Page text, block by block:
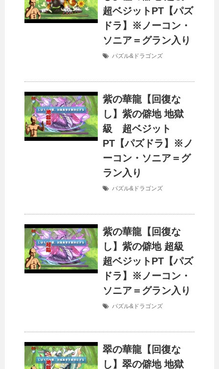
超ベジットPT【パズ
ドラ】※ノーコン・
ソニア＝グラン入り
パズル&ドラゴンズ
紫の華龍【回復な
し】紫の僻地 地獄
級 超ベジット
PT【パズドラ】※ノ
ーコン・ソニア＝グ
ラン入り
パズル&ドラゴンズ
紫の華龍【回復な
し】紫の僻地 超級
超ベジットPT【パズ
ドラ】※ノーコン・
ソニア＝グラン入り
パズル&ドラゴンズ
翠の華龍【回復な
し】翠の僻地 地獄